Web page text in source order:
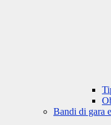
Bandi di gara